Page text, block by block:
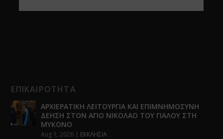
ΕΠΙΚΑΙΡΟΤΗΤΑ
ΑΡΧΙΕΡΑΤΙΚΗ ΛΕΙΤΟΥΡΓΙΑ ΚΑΙ ΕΠΙΜΝΗΜΟΣΥΝΗ
ΔΕΗΣΗ ΣΤΟΝ ΑΓΙΟ ΝΙΚΟΛΑΟ ΤΟΥ ΓΙΑΛΟΥ ΣΤΗ
ΜΥΚΟΝΟ
Aug 1, 2026 | ΕΚΚΛΗΣΙΑ